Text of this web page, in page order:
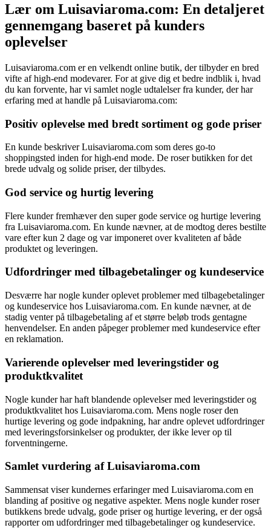
Lær om Luisaviaroma.com: En detaljeret
gennemgang baseret på kunders
oplevelser
Luisaviaroma.com er en velkendt online butik, der tilbyder en bred
vifte af high-end modevarer. For at give dig et bedre indblik i, hvad
du kan forvente, har vi samlet nogle udtalelser fra kunder, der har
erfaring med at handle på Luisaviaroma.com:
Positiv oplevelse med bredt sortiment og gode priser
En kunde beskriver Luisaviaroma.com som deres go-to
shoppingsted inden for high-end mode. De roser butikken for det
brede udvalg og solide priser, der tilbydes.
God service og hurtig levering
Flere kunder fremhæver den super gode service og hurtige levering
fra Luisaviaroma.com. En kunde nævner, at de modtog deres bestilte
vare efter kun 2 dage og var imponeret over kvaliteten af både
produktet og leveringen.
Udfordringer med tilbagebetalinger og kundeservice
Desværre har nogle kunder oplevet problemer med tilbagebetalinger
og kundeservice hos Luisaviaroma.com. En kunde nævner, at de
stadig venter på tilbagebetaling af et større beløb trods gentagne
henvendelser. En anden påpeger problemer med kundeservice efter
en reklamation.
Varierende oplevelser med leveringstider og
produktkvalitet
Nogle kunder har haft blandende oplevelser med leveringstider og
produktkvalitet hos Luisaviaroma.com. Mens nogle roser den
hurtige levering og gode indpakning, har andre oplevet udfordringer
med leveringsforsinkelser og produkter, der ikke lever op til
forventningerne.
Samlet vurdering af Luisaviaroma.com
Sammensat viser kundernes erfaringer med Luisaviaroma.com en
blanding af positive og negative aspekter. Mens nogle kunder roser
butikkens brede udvalg, gode priser og hurtige levering, er der også
rapporter om udfordringer med tilbagebetalinger og kundeservice.